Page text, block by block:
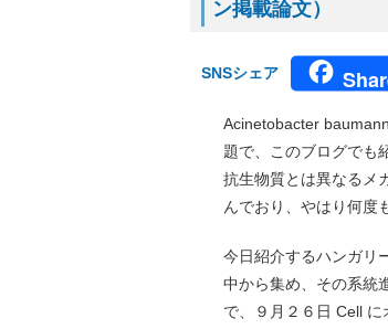
ン掲載論文）
SNSシェア
Acinetobacter
題で、このブログでも
抗生物質とは異なるメ
んでおり、やはり何度
今日紹介するハンガリ
中から集め、その系統
で、９月２６日 Cell